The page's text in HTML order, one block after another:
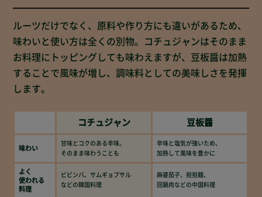
ルーツだけでなく、原料や作り方にも違いがあるため、
味わいと使い方は全くの別物。コチュジャンはそのまま
お料理にトッピングしても味わえますが、豆板醤は加熱
することで風味が増し、調味料としての美味しさを発揮
します。
コチュジャン 豆板醤
味わい
甘味とコクのある辛味。
そのまま味わうことも
辛味と塩気が強いため、
加熱して風味を豊かに
よく
使われる
料理
ビビンバ、サムギョプサル
などの韓国料理
麻婆茄子、担担麺、
回鍋肉などの中国料理